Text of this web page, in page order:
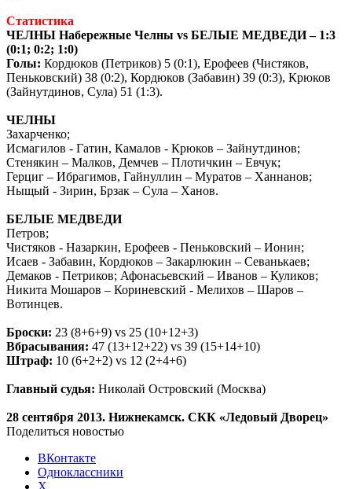
Статистика
ЧЕЛНЫ Набережные Челны vs БЕЛЫЕ МЕДВЕДИ – 1:3
(0:1; 0:2; 1:0)
Голы: Кордюков (Петриков) 5 (0:1), Ерофеев (Чистяков,
Пеньковский) 38 (0:2), Кордюков (Забавин) 39 (0:3), Крюков
(Зайнутдинов, Сула) 51 (1:3).
ЧЕЛНЫ
Захарченко;
Исмагилов - Гатин, Камалов - Крюков – Зайнутдинов;
Стенякин – Малков, Демчев – Плотичкин – Евчук;
Герциг – Ибрагимов, Гайнуллин – Муратов – Ханнанов;
Ныщый - Зирин, Брзак – Сула – Ханов.
БЕЛЫЕ МЕДВЕДИ
Петров;
Чистяков - Назаркин, Ерофеев - Пеньковский – Ионин;
Исаев - Забавин, Кордюков – Закарлюкин – Севанькаев;
Демаков - Петриков; Афонасьевский – Иванов – Куликов;
Никита Мошаров – Кориневский - Мелихов – Шаров –
Вотинцев.
Броски: 23 (8+6+9) vs 25 (10+12+3)
Вбрасывания: 47 (13+12+22) vs 39 (15+14+10)
Штраф: 10 (6+2+2) vs 12 (2+4+6)
Главный судья: Николай Островский (Москва)
28 сентября 2013. Нижнекамск. СКК «Ледовый Дворец»
Поделиться новостью
ВКонтакте
Одноклассники
X